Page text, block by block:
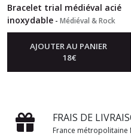
Bracelet trial médiéval acié
inoxydable - Médiéval & Rock
AJOUTER AU PANIER
18€
FRAIS DE
France métropolitaine